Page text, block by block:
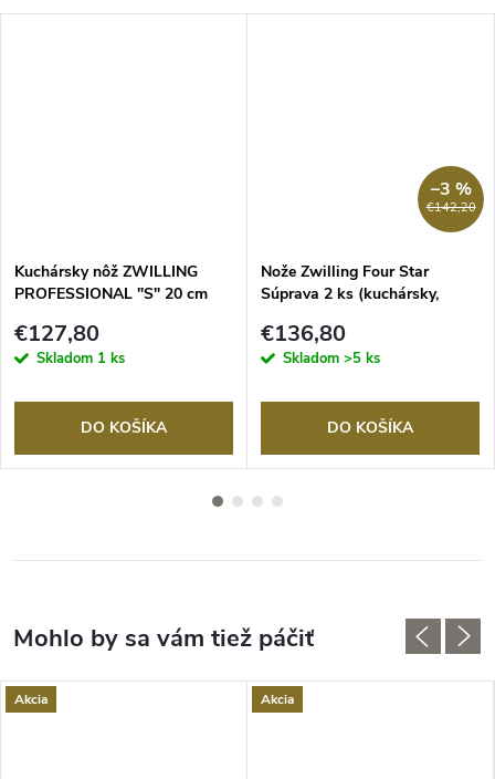
Kuchársky nôž ZWILLING
PROFESSIONAL "S" 20 cm
€127,80
Skladom 1 ks
DO KOŠÍKA
€142,20
–3 %
Nože Zwilling Four Star
Súprava 2 ks (kuchársky,
€136,80
Skladom >5 ks
DO KOŠÍKA
Akcia Akcia